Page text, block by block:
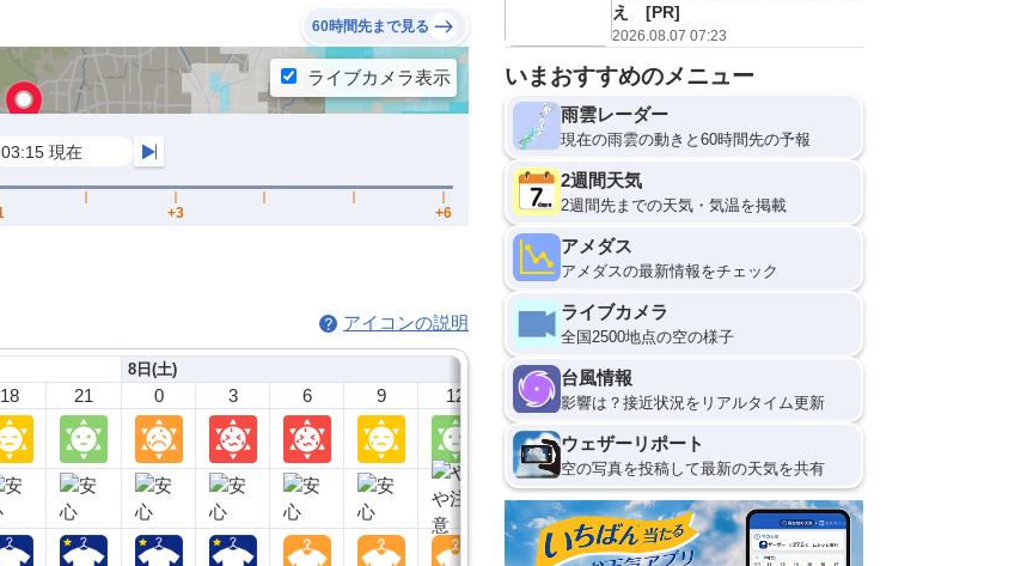
60時間先まで見る
アイコンの説明
18 21
8日(土)
0 3 6 9 12
え [PR]
2026.08.07 07:23
いまおすすめのメニュー
雨雲レーダー
現在の雨雲の動きと60時間先の予報
2週間天気
2週間先までの天気・気温を掲載
アメダス
アメダスの最新情報をチェック
ライブカメラ
全国2500地点の空の様子
台風情報
影響は？接近状況をリアルタイム更新
ウェザーリポート
空の写真を投稿して最新の天気を共有